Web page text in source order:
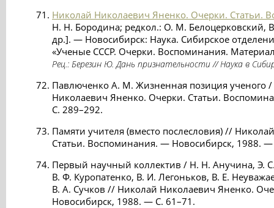
Николай Николаевич Яненко. Очерки. Статьи.
Н. Н. Бородина; редкол.: О. М. Белоцерковский,
др.]. — Новосибирск: Наука. Сибирское
«Ученые СССР. Очерки. Воспоминания.
Рец.: Березин Ю. Дань признательности // Наука в
Павлюченко А. М. Жизненная позиция
Николаевич Яненко. Очерки. Статьи.
С. 289–292.
Памяти учителя (вместо послесловия) //
Статьи. Воспоминания. — Новосибирск, 1988. —
Первый научный коллектив / Н. Н. Анучина, Э.
В. Ф. Куропатенко, В. И. Легоньков, В. Е.
В. А. Сучков // Николай Николаевич Яненко.
Новосибирск, 1988. — С. 61–71.